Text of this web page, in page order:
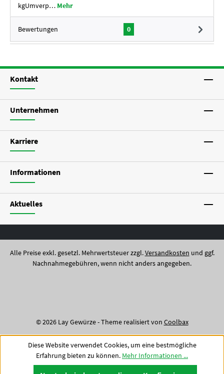
kgUmverp… Mehr
Bewertungen 0
Kontakt
Unternehmen
Karriere
Informationen
Aktuelles
Alle Preise exkl. gesetzl. Mehrwertsteuer zzgl.Versandkosten und ggf.
Nachnahmegebühren, wenn nicht anders angegeben.
© 2026 Lay Gewürze - Theme realisiert von Coolbax
Diese Website verwendet Cookies, um eine bestmögliche
Erfahrung bieten zu können. Mehr Informationen ...